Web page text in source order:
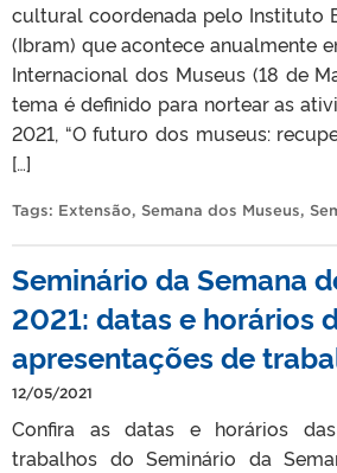
cultural coordenada pelo Instituto
(Ibram) que acontece anualmente
Internacional dos Museus (18 de
tema é definido para nortear as
2021, “O futuro dos museus:
[…]
Tags: Extensão, Semana dos Museus,
Seminário da Semana
2021: datas e horários
apresentações de
12/05/2021
Confira as datas e horários
trabalhos do Seminário da